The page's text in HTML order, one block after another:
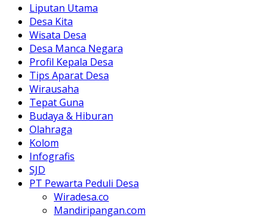
Liputan Utama
Desa Kita
Wisata Desa
Desa Manca Negara
Profil Kepala Desa
Tips Aparat Desa
Wirausaha
Tepat Guna
Budaya & Hiburan
Olahraga
Kolom
Infografis
SJD
PT Pewarta Peduli Desa
Wiradesa.co
Mandiripangan.com